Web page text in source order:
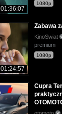
01:36:07
1080p
01:24:57
Zabawa
KinoSwiat
premium
1080p
Cupra